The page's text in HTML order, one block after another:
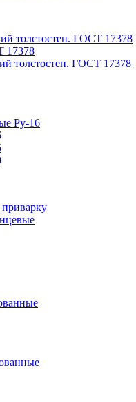
толстостен. ГОСТ 17378
17378
толстостен. ГОСТ 17378
Ру-16